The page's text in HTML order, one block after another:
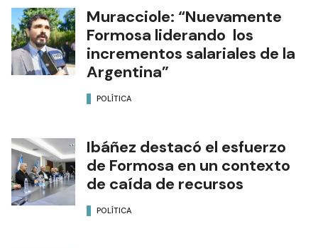
Muracciole: “Nuevamente
Formosa liderando los
incrementos salariales de la
Argentina”
POLÍTICA
Ibáñez destacó el esfuerzo
de Formosa en un contexto
de caída de recursos
POLÍTICA